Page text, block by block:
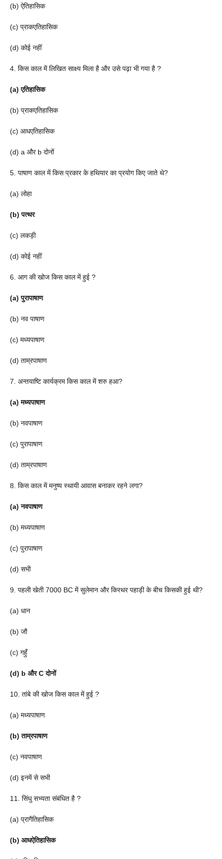
(b) ऐतिहासिक
(c) प्राकएतिहासिक
(d) कोई नहीं
4. किस काल में लिखित साक्ष्य मिला है और उसे पढ़ा भी गया है ?
(a) एतिहासिक
(b) प्राकएतिहासिक
(c) आधएतिहासिक
(d) a और b दोनों
5. पाषाण काल में किस प्रकार के हथियार का प्रयोग किए जाते थे?
(a) लोहा
(b) पत्थर
(c) लकड़ी
(d) कोई नहीं
6. आग की खोज किस काल में हुई ?
(a) पुरापाषाण
(b) नव पाषाण
(c) मध्यपाषाण
(d) ताम्रपाषाण
7. अन्तयाष्टि कार्यक्रम किस काल में शरु हआ?
(a) मध्यपाषाण
(b) नवपाषाण
(c) पुरापाषाण
(d) ताम्रपाषाण
8. किस काल में मनुष्य स्थायी आवास बनाकर रहने लगा?
(a) नवपाषाण
(b) मध्यपाषाण
(c) पुरापाषाण
(d) सभी
9. पहली खेती 7000 BC में सुलेमान और किरथर पहाड़ी के बीच किसकी हुई थी?
(a) धान
(b) जौ
(c) गहुँ
(d) b और C दोनों
10. तांबे की खोज किस काल में हुई ?
(a) मध्यपाषाण
(b) ताम्रपाषाण
(c) नवपाषाण
(d) इनमें से सभी
11. सिंधु सभ्यता संबंधित है ?
(a) प्रागैतिहासिक
(b) आधऐतिहासिक